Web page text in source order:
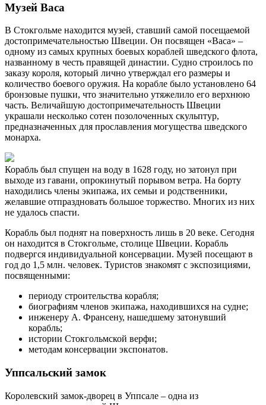
Музей Васа
В Стокгольме находится музей, ставший самой посещаемой
достопримечательностью Швеции. Он посвящен «Васа» –
одному из самых крупных боевых кораблей шведского флота,
названному в честь правящей династии. Судно строилось по
заказу короля, который лично утверждал его размеры и
количество боевого оружия. На корабле было установлено 64
бронзовые пушки, что значительно утяжелило его верхнюю
часть. Величайшую достопримечательность Швеции
украшали несколько сотен позолоченных скульптур,
предназначенных для прославления могущества шведского
монарха.
Корабль был спущен на воду в 1628 году, но затонул при
выходе из гавани, опрокинутый порывом ветра. На борту
находились члены экипажа, их семьи и родственники,
желавшие отпраздновать большое торжество. Многих из них
не удалось спасти.
Корабль был поднят на поверхность лишь в 20 веке. Сегодня
он находится в Стокгольме, столице Швеции. Корабль
подвергся индивидуальной консервации. Музей посещают в
год до 1,5 млн. человек. Туристов знакомят с экспозициями,
посвященными:
периоду строительства корабля;
биографиям членов экипажа, находившихся на судне;
инженеру А. Франсену, нашедшему затонувший
корабль;
истории Стокгольмской верфи;
методам консервации экспонатов.
Уппсальский замок
Королевский замок-дворец в Уппсале – одна из